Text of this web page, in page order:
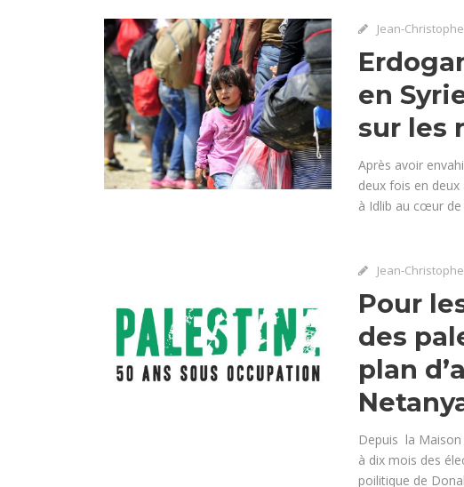
Jean-Christophe
en
sur les
Après avoir
deux fois en
à Idlib au cœur de
Jean-Christophe
Pour
des
plan
Depuis la
à dix mois des
poilitique de